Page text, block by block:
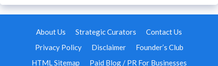
About Us Strategic Curators
Contact Us
Privacy Policy
Disclaimer
Founder’s Club
HTML Sitemap
Paid Blog / PR For Businesses